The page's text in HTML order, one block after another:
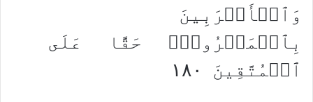
وَٱلۡأَقۡرَبِينَ
بِٱلۡمَعۡرُوفِۖ حَقًّا عَلَى
ٱلۡمُتَّقِينَ ١٨٠